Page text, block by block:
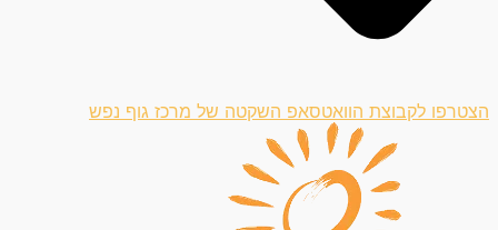
הצטרפו לקבוצת הוואטסאפ השקטה של מרכז גוף נפש